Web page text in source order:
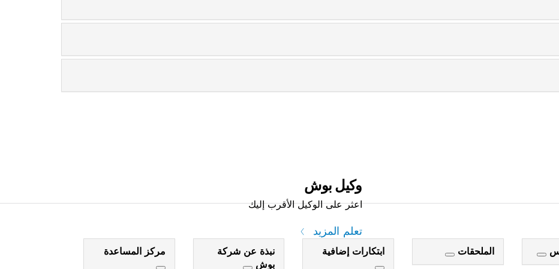
وكيل بوش
اعثر على الوكيل الأقرب إليك
تعلم المزيد
الملحقات ابتكارات إضافية
نبذة عن شركة
بوش
مركز المساعدة